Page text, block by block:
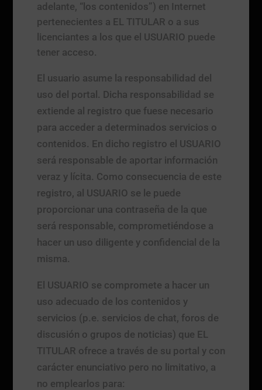
adelante, “los contenidos”) en Internet
pertenecientes a EL TITULAR o a sus
licenciantes a los que el USUARIO puede
tener acceso.
El usuario asume la responsabilidad del
uso del portal. Dicha responsabilidad se
extiende al registro que fuese necesario
para acceder a determinados servicios o
contenidos. En dicho registro el USUARIO
será responsable de aportar información
veraz y lícita. Como consecuencia de este
registro, al USUARIO se le puede
proporcionar una contraseña de la que
será responsable, comprometiéndose a
hacer un uso diligente y confidencial de la
misma.
El USUARIO se compromete a hacer un
uso adecuado de los contenidos y
servicios (p.e. servicios de chat, foros de
discusión o grupos de noticias) que EL
TITULAR ofrece a través de su portal y con
carácter enunciativo pero no limitativo, a
no emplearlos para: